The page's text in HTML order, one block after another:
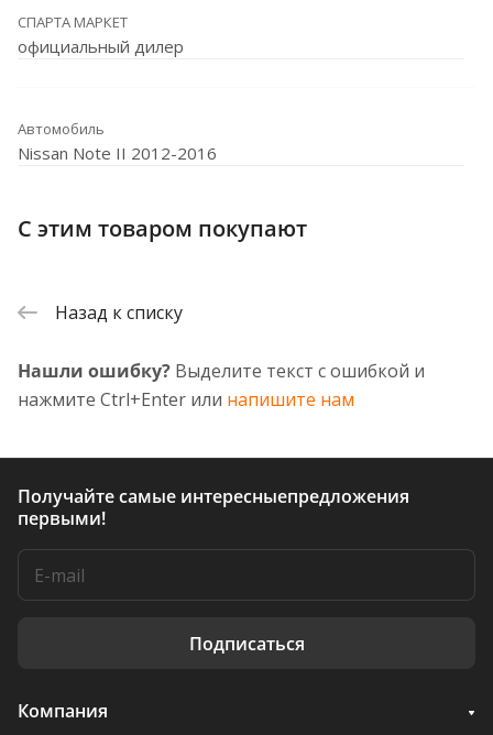
СПАРТА МАРКЕТ
официальный дилер
Автомобиль
Nissan Note II 2012-2016
С этим товаром покупают
Назад к списку
Нашли ошибку? Выделите текст с ошибкой и
нажмите Ctrl+Enter или напишите нам
Получайте самые интересныепредложения
первыми!
Подписаться
Компания